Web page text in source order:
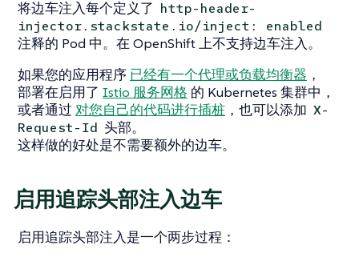
将边车注入每个定义了 http-header-
injector.stackstate.io/inject: enabled
注释的 Pod 中。在 OpenShift 上不支持边车注入。
如果您的应用程序 已经有一个代理或负载均衡器 ，
部署在启用了 Istio 服务网格 的 Kubernetes 集群中，
或者通过 对您自己的代码进行插桩 ，也可以添加 X-
Request-Id 头部。
这样做的好处是不需要额外的边车。
启用追踪头部注入边车
启用追踪头部注入是一个两步过程：